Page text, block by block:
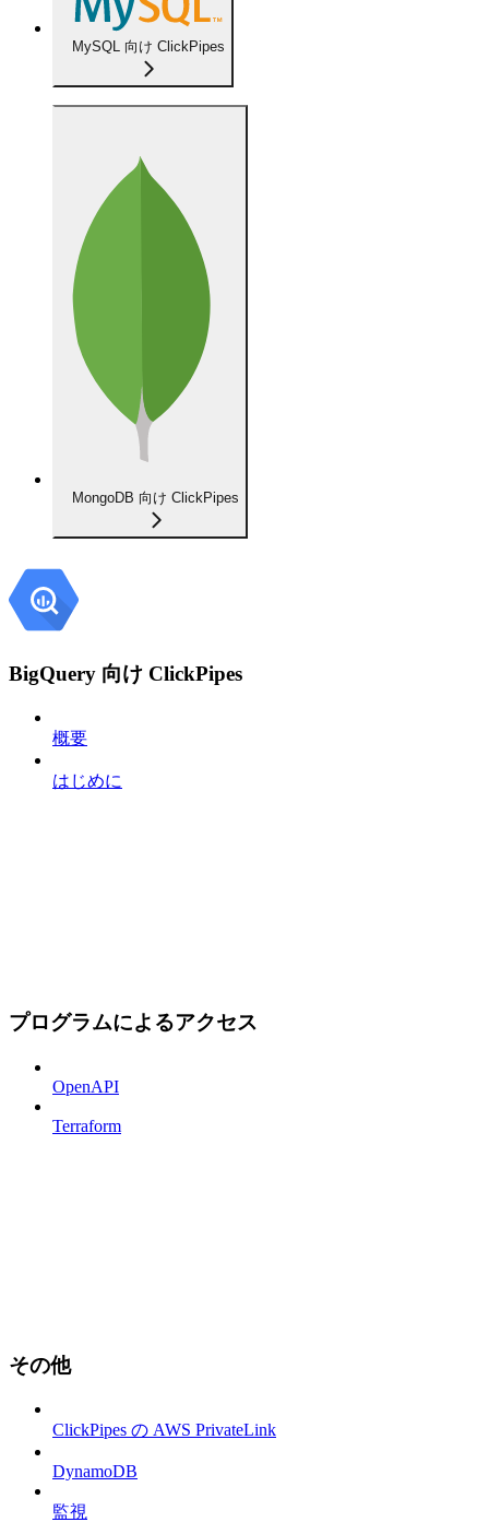
MySQL 向け ClickPipes
MongoDB 向け ClickPipes
BigQuery 向け ClickPipes
概要
はじめに
プログラムによるアクセス
OpenAPI
Terraform
その他
ClickPipes の AWS PrivateLink
DynamoDB
監視